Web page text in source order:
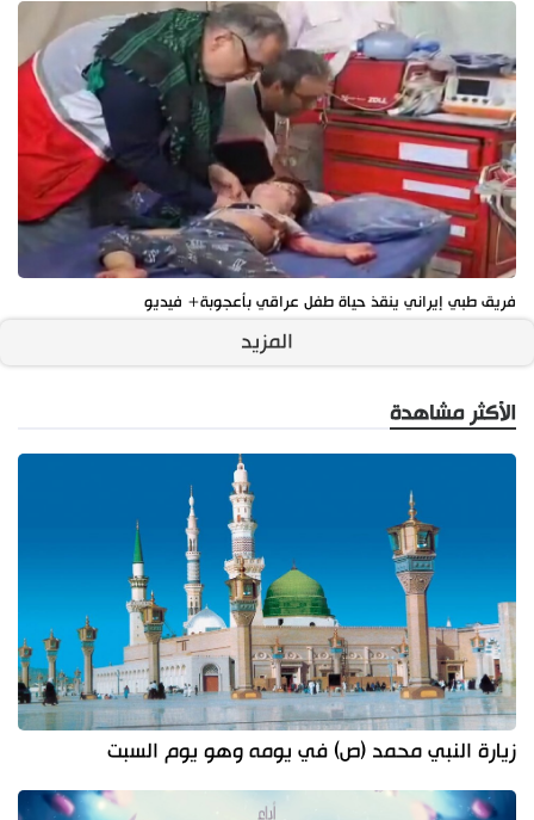
فريق طبي إيراني ينقذ حياة طفل عراقي بأعجوبة+ فيديو
المزيد
الأكثر مشاهدة
زيارة النبي محمد (ص) في يومه وهو يوم السبت